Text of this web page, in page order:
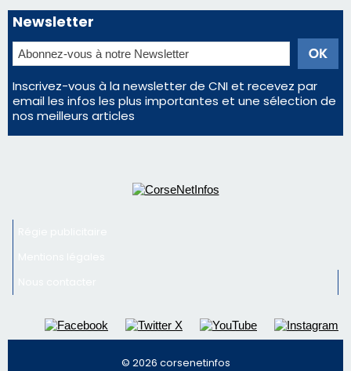
Newsletter
Inscrivez-vous à la newsletter de CNI et recevez par
email les infos les plus importantes et une sélection de
nos meilleurs articles
© 2026 corsenetinfos